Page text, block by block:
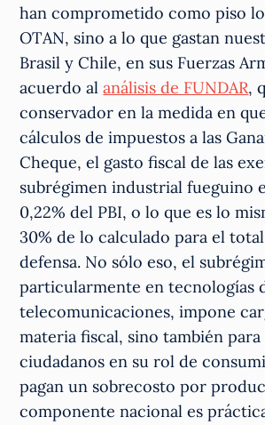
han comprometido como piso
OTAN, sino a lo que gastan
Brasil y Chile, en sus Fuerzas
acuerdo alanálisis de FUNDAR,
conservador en la medida en
cálculos de impuestos a las
Cheque, el gasto fiscal de las
subrégimen industrial fueguino
0,22% del PBI, o lo que es lo
30% de lo calculado para el
defensa. No sólo eso, el
particularmente en tecnologías
telecomunicaciones, impone
materia fiscal, sino también
ciudadanos en su rol de
pagan un sobrecosto por
componente nacional es